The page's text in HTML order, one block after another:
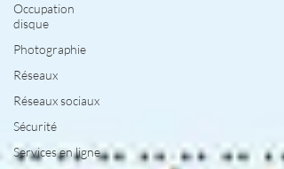
Occupation
disque
Photographie
Réseaux
Réseaux sociaux
Sécurité
Services en ligne